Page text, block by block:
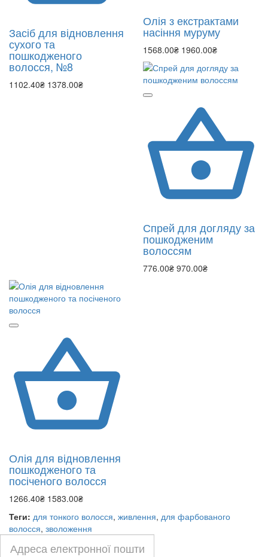
Засіб для відновлення
сухого та
пошкодженого
волосся, №8
1102.40₴ 1378.00₴
Олія з екстрактами
насіння муруму
1568.00₴ 1960.00₴
Спрей для догляду за
пошкодженим
волоссям
776.00₴ 970.00₴
Олія для відновлення
пошкодженого та
посіченого волосся
1266.40₴ 1583.00₴
Теги: для тонкого волосся, живлення, для фарбованого
волосся, зволоження